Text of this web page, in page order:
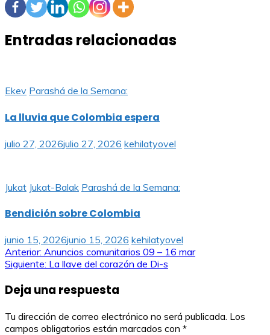
Entradas relacionadas
Ekev Parashá de la Semana:
La lluvia que Colombia espera
julio 27, 2026julio 27, 2026 kehilatyovel
Jukat Jukat-Balak Parashá de la Semana:
Bendición sobre Colombia
junio 15, 2026junio 15, 2026 kehilatyovel
Navegación
entradas
Anterior: Anuncios comunitarios 09 – 16 mar
Siguiente: La llave del corazón de Di-s
Deja una respuesta
Tu dirección de correo electrónico no será publicada. Los
campos obligatorios están marcados con *